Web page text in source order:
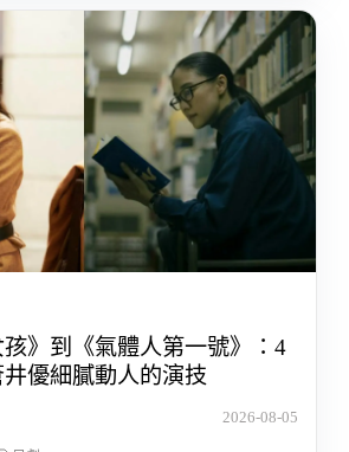
》到《氣體人第一號》：4
優細膩動人的演技
2026-08-05